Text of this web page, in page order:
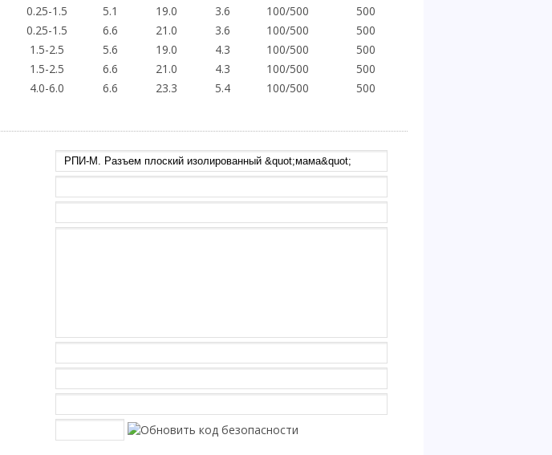
0.25-1.5 5.1 19.0 3.6 100/500
500
0.25-1.5 6.6 21.0 3.6 100/500
500
1.5-2.5 5.6 19.0 4.3 100/500
500
1.5-2.5 6.6 21.0 4.3 100/500
500
4.0-6.0 6.6 23.3 5.4 100/500 500